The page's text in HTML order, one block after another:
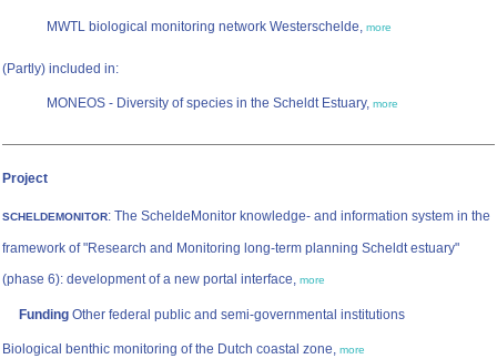
MWTL biological monitoring network Westerschelde, more
(Partly) included in:
MONEOS - Diversity of species in the Scheldt Estuary, more
Project
SCHELDEMONITOR: The ScheldeMonitor knowledge- and information system in the
framework of "Research and Monitoring long-term planning Scheldt estuary"
(phase 6): development of a new portal interface, more
Funding Other federal public and semi-governmental institutions
Biological benthic monitoring of the Dutch coastal zone, more